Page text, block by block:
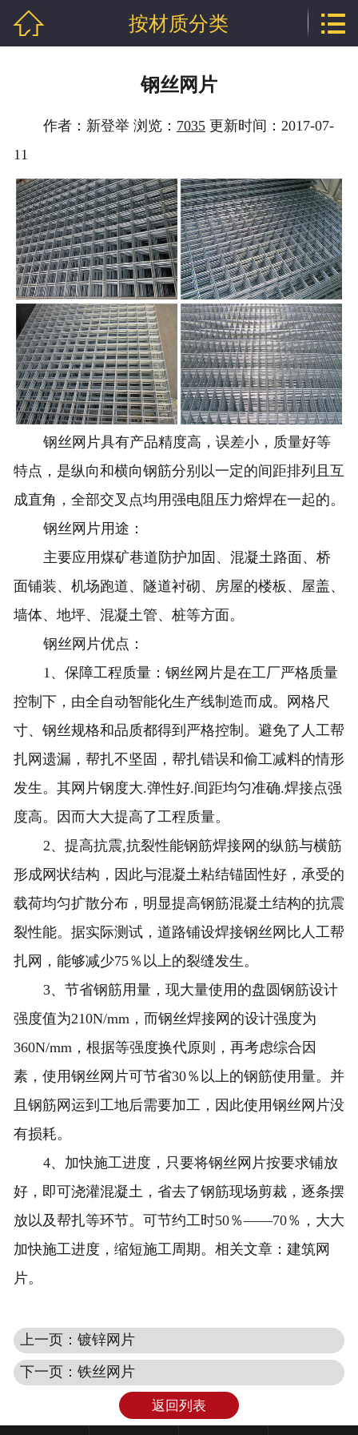
技术支持
厂房相册
工程案例
联系我们
地区分站
 按材质分类 
钢丝网片
作者：新登举 浏览： 7035更新时间：2017-07-
11
钢丝网片具有产品精度高，误差小，质量好等
特点，是纵向和横向钢筋分别以一定的间距排列且互
成直角，全部交叉点均用强电阻压力熔焊在一起的。
钢丝 网片用途：
主要应用煤矿巷道防护加固、混凝土路面、桥
面铺装、机场跑道、隧道衬砌、房屋的楼板、屋盖、
墙体、地坪、混凝土管、桩等方面。
钢丝网片优点：
1、保障工程质量：钢丝网片是在工厂严格质量
控制下，由全自动智能化生产线制造而成。网格尺
寸、钢丝规格和品质都得到严格控制。避免了人工帮
扎网遗漏，帮扎不坚固，帮扎错误和偷工减料的情形
发生。其网片钢度大.弹性好.间距均匀准确.焊接点强
度高。因而大大提高了工程质量。
2、提高抗震,抗裂性能钢筋焊接网的纵筋与横筋
形成网状结构，因此与混凝土粘结锚固性好，承受的
载荷均匀扩散分布，明显提高钢筋混凝土结构的抗震
裂性能。据实际测试，道路铺设焊接钢丝网比人工帮
扎网，能够减少75％以上的裂缝发生。
3、节省钢筋用量，现大量使用的盘圆钢筋设计
强度值为210N/mm，而钢丝焊接网的设计强度为
360N/mm，根据等强度换代原则，再考虑综合因
素，使用钢丝网片可节省30％以上的钢筋使用量。并
且钢筋网运到工地后需要加工，因此使用钢丝网片没
有损耗。
4、加快施工进度，只要将钢丝网片按要求铺放
好，即可浇灌混凝土，省去了钢筋现场剪裁，逐条摆
放以及帮扎等环节。可节约工时50％——70％，大大
加快施工进度，缩短施工周期。相关文章： 建筑网
片。
上一页：镀锌网片
下一页：铁丝网片
返回列表